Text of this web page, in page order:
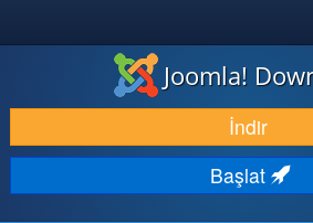
İNDIR & GENIŞLET
KEŞFET & ÖĞREN
TOPLULUK & DESTEK
Joomla!
İndir
Başlat